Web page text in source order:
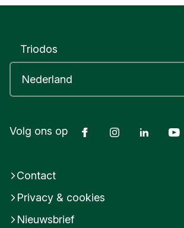
Triodos
Volg ons op FacebookInstagramLinkedIn
Contact
Privacy & cookies
Nieuwsbrief